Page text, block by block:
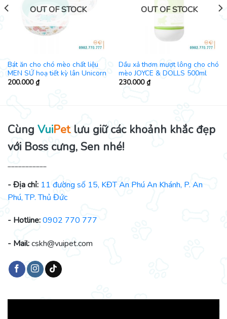
OUT OF STOCK
Bát ăn cho chó mèo chất liệu
MEN SỨ hoạ tiết kỳ lân Unicorn
200.000₫
OUT OF STOCK
Dầu xả thơm mượt lông cho chó
mèo JOYCE & DOLLS 500ml
230.000₫
Cùng VuiPetlưu giữ các khoảnh khắc đẹp
với Boss cưng, Sen nhé!
___________
- Địa chỉ: 11 đường số 15, KĐT An Phú An Khánh, P. An
Phú, TP. Thủ Đức
- Hotline:0902 770 777
- Mail:cskh@vuipet.com